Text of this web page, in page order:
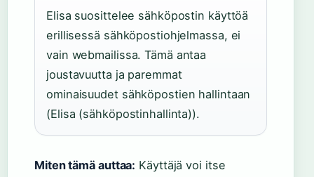
Elisa suosittelee sähköpostin käyttöä
erillisessä sähköpostiohjelmassa, ei
vain webmailissa. Tämä antaa
joustavuutta ja paremmat
ominaisuudet sähköpostien hallintaan
(Elisa (sähköpostinhallinta)).
Miten tämä auttaa: Käyttäjä voi itse